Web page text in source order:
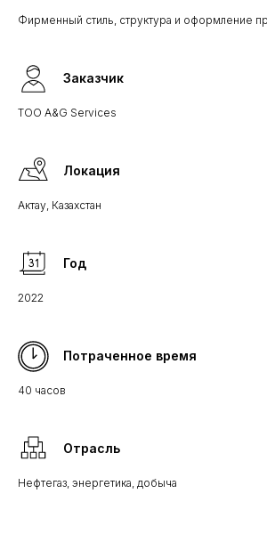
Фирменный стиль, структура и оформление
Заказчик
ТОО A&G Services
Локация
Актау, Казахстан
Год
2022
Потраченное время
40 часов
Отрасль
Нефтегаз, энергетика, добыча